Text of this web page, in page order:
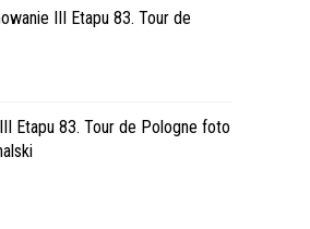
III Etapu 83. Tour de
Etapu 83. Tour de Pologne foto